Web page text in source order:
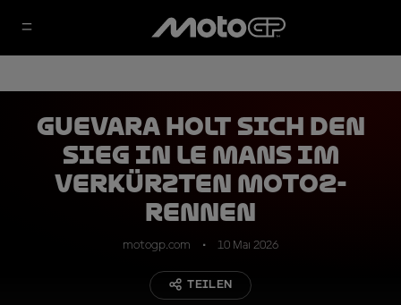
Guevara holt sich den
Sieg in Le Mans im
verkürzten Moto2-
Rennen
motogp.com 10 Mai 2026
TEILEN